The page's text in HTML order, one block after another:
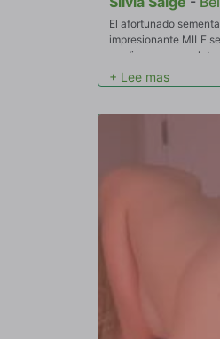
El afortunado
impresionante MILF
rendirse por